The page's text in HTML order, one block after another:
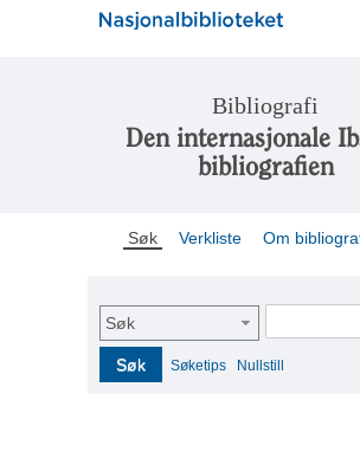
Bibliografi
Den internasjonale
bibliografien
Søk Verkliste Om
Søk
Søk Søketips Nullstill